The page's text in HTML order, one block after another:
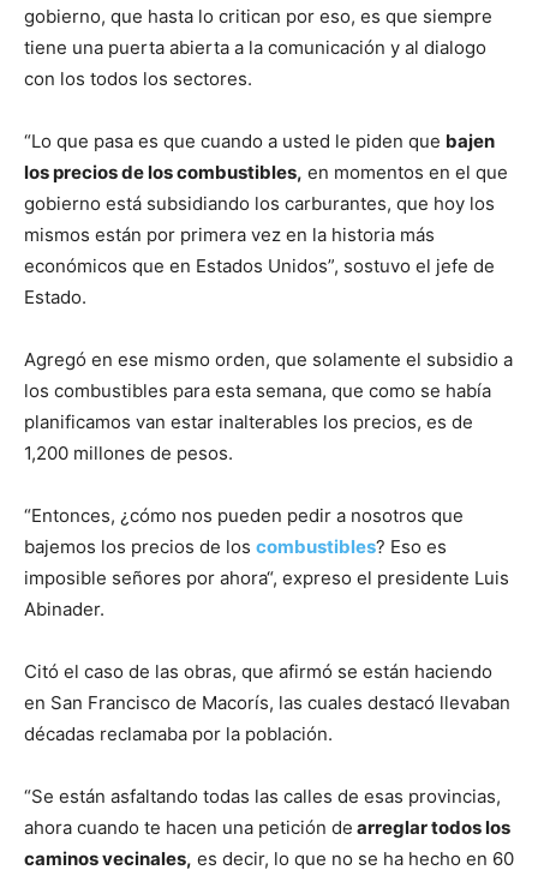
gobierno, que hasta lo critican por eso, es que siempre
tiene una puerta abierta a la comunicación y al dialogo
con los todos los sectores.
“Lo que pasa es que cuando a usted le piden que bajen
los precios de los combustibles, en momentos en el que
gobierno está subsidiando los carburantes, que hoy los
mismos están por primera vez en la historia más
económicos que en Estados Unidos”, sostuvo el jefe de
Estado.
Agregó en ese mismo orden, que solamente el subsidio a
los combustibles para esta semana, que como se había
planificamos van estar inalterables los precios, es de
1,200 millones de pesos.
“Entonces, ¿cómo nos pueden pedir a nosotros que
bajemos los precios de los combustibles? Eso es
imposible señores por ahora“, expreso el presidente Luis
Abinader.
Citó el caso de las obras, que afirmó se están haciendo
en San Francisco de Macorís, las cuales destacó llevaban
décadas reclamaba por la población.
“Se están asfaltando todas las calles de esas provincias,
ahora cuando te hacen una petición de arreglar todos los
caminos vecinales, es decir, lo que no se ha hecho en 60